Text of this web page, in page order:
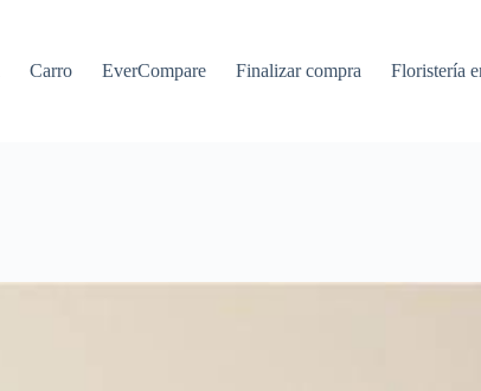
Carro EverCompare Finalizar compra Floristería